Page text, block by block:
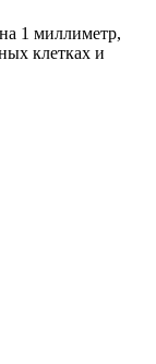
1 миллиметр,
клетках и